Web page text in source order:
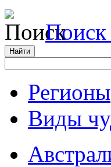
Поиск
Регионы
Виды